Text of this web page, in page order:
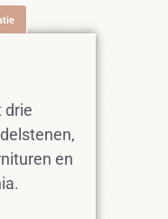
drie
en